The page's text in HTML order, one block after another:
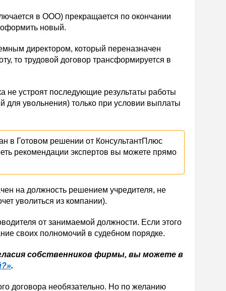
в ООО) прекращается по окончании
оформить новый.
директором, который переназначен
то трудовой договор трансформируется в
не устроят последующие результаты работы
для увольнения) только при условии выплаты
в Готовом решении от КонсультантПлюс
рекомендации экспертов вы можете прямо
на должность решением учредителя, не
уволиться из компании).
от занимаемой должности. Если этого
своих полномочий в судебном порядке.
собственников фирмы, вы можете в
.
договора необязательно. Но по желанию